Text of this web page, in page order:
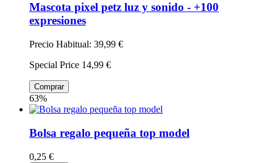
Mascota pixel petz luz y sonido - +100
expresiones
Precio Habitual: 39,99 €
Special Price 14,99 €
Comprar
63%
Bolsa regalo pequeña top model
0,25 €